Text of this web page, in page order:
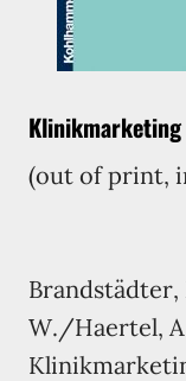
(out of print,
W./Haertel,